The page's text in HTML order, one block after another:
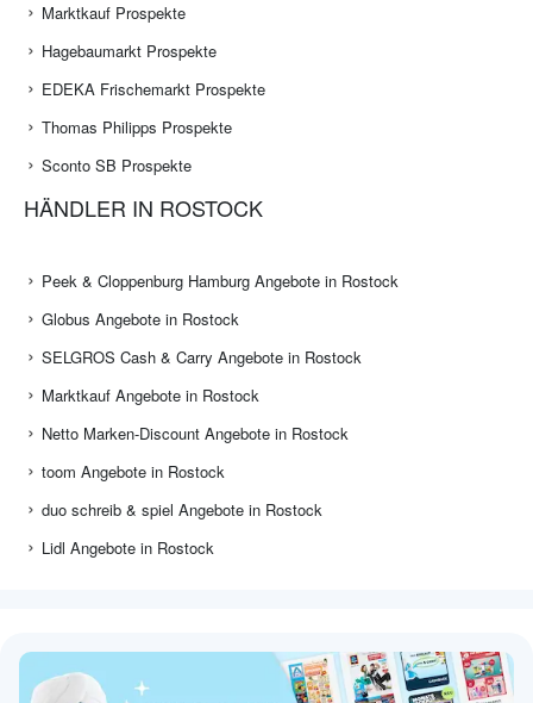
Marktkauf Prospekte
Hagebaumarkt Prospekte
EDEKA Frischemarkt Prospekte
Thomas Philipps Prospekte
Sconto SB Prospekte
HÄNDLER IN ROSTOCK
Peek & Cloppenburg Hamburg Angebote in Rostock
Globus Angebote in Rostock
SELGROS Cash & Carry Angebote in Rostock
Marktkauf Angebote in Rostock
Netto Marken-Discount Angebote in Rostock
toom Angebote in Rostock
duo schreib & spiel Angebote in Rostock
Lidl Angebote in Rostock